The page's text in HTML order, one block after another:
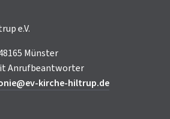
e.V.
Münster
Anrufbeantworter
kirche-hiltrup.de